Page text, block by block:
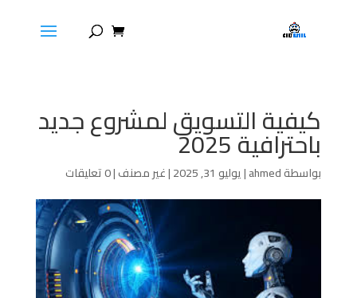
كيفية التسويق لمشروع جديد
باحترافية 2025
بواسطةahmed
|يوليو 31, 2025 |غير مصنف|0 تعليقات